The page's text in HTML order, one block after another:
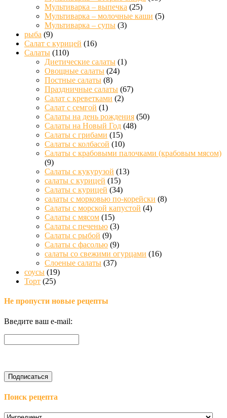
Мультиварка – выпечка (25)
Мультиварка – молочные каши (5)
Мультиварка – супы (3)
рыба (9)
Салат с курицей (16)
Салаты (110)
Диетические салаты (1)
Овощные салаты (24)
Постные салаты (8)
Праздничные салаты (67)
Салат с креветками (2)
Салат с семгой (1)
Салаты на день рождения (50)
Салаты на Новый Год (48)
Салаты с грибами (15)
Салаты с колбасой (10)
Салаты с крабовыми палочками (крабовым мясом)
(9)
Салаты с кукурузой (13)
салаты с курицей (15)
Салаты с курицей (34)
салаты с морковью по-корейски (8)
Салаты с морской капустой (4)
Салаты с мясом (15)
Салаты с печенью (3)
Салаты с рыбой (9)
Салаты с фасолью (9)
салаты со свежими огурцами (16)
Слоеные салаты (37)
соусы (19)
Торт (25)
Не пропусти новые рецепты
Введите ваш e-mail:
Поиск рецепта